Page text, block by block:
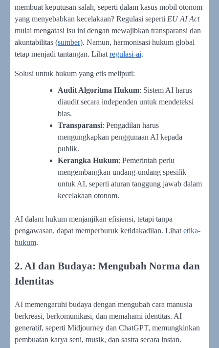
membuat keputusan salah, seperti dalam kasus mobil otonom
yang menyebabkan kecelakaan? Regulasi seperti EU AI Act
mulai mengatasi isu ini dengan mewajibkan transparansi dan
akuntabilitas (sumber). Namun, harmonisasi hukum global
tetap menjadi tantangan. Lihat regulasi-ai.
Solusi untuk hukum yang etis meliputi:
Audit Algoritma Hukum: Sistem AI harus
diaudit secara independen untuk mendeteksi
bias.
Transparansi: Pengadilan harus
mengungkapkan penggunaan AI kepada
publik.
Kerangka Hukum: Pemerintah perlu
mengembangkan undang-undang spesifik
untuk AI, seperti aturan tanggung jawab dalam
kecelakaan otonom.
AI dalam hukum menjanjikan efisiensi, tetapi tanpa
pengawasan, dapat memperburuk ketidakadilan. Lihat etika-
hukum.
2. AI dan Budaya: Mengubah Norma dan
Identitas
AI memengaruhi budaya dengan mengubah cara manusia
berkreasi, berkomunikasi, dan memahami identitas. AI
generatif, seperti Midjourney dan ChatGPT, memungkinkan
pembuatan karya seni, musik, dan sastra secara instan.